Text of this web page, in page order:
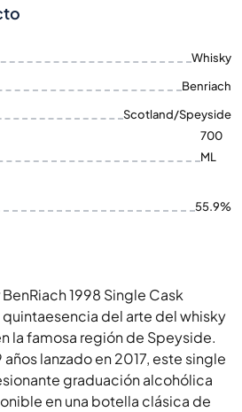
Whisky
Benriach
Scotland/Speyside
700
ML
55.9%
1998 Single Cask
quintaesencia del arte del whisky
la famosa región de Speyside.
lanzado en 2017, este single
graduación alcohólica
en una botella clásica de